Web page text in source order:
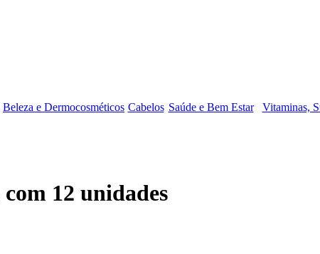
Beleza e Dermocosméticos Cabelos Saúde e Bem Estar Vitaminas,
12 unidades